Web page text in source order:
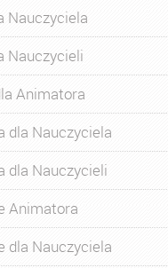
Nauczyciela
Nauczycieli
Animatora
dla Nauczyciela
dla Nauczycieli
Animatora
dla Nauczyciela